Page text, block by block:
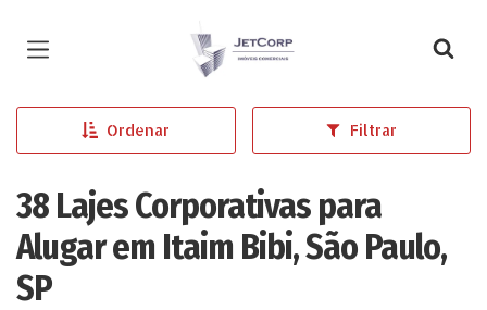
Página inicial
Ordenar Filtrar
38 Lajes Corporativas para
Alugar em Itaim Bibi, São Paulo,
SP